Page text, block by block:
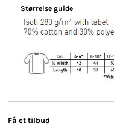
Størrelse guide
Få et tilbud